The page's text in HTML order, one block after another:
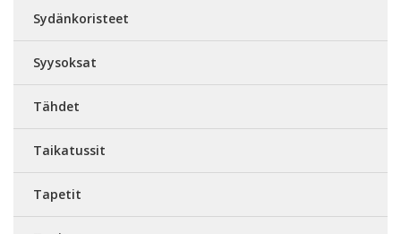
Sydänkoristeet
Syysoksat
Tähdet
Taikatussit
Tapetit